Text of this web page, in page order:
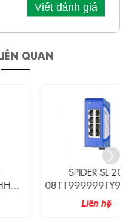
Viết đánh giá
QUAN
SPIDER-SL-20-
08T1999999TY9HHHH
Hirschmann Switch Công
Nghiệp Không Quản Lý 8